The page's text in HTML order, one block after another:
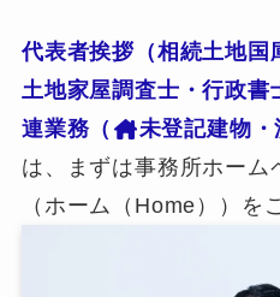
代表者挨拶（相続土地国
土地家屋調査士・行政
連業務（
未登記建物・
は、まずは事務所ホーム
（ホーム（Home））を